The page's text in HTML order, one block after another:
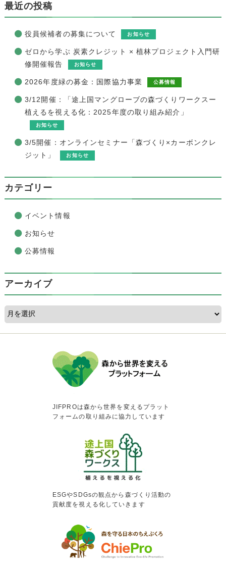
最近の投稿
役員候補者の募集について お知らせ
ゼロから学ぶ 炭素クレジット × 植林プロジェクト入門研
修開催報告
お知らせ
2026年度緑の募金：国際協力事業 公募情報
3/12開催：「途上国マングローブの森づくりワークスー
植えるを視える化：2025年度の取り組み紹介」
お知らせ
3/5開催：オンラインセミナー「森づくり×カーボンクレ
ジット」
お知らせ
カテゴリー
イベント情報
お知らせ
公募情報
アーカイブ
JIFPROは森から世界を変えるプラット
フォームの取り組みに協力しています
ESGやSDGsの観点から森づくり活動の
貢献度を視える化していきます